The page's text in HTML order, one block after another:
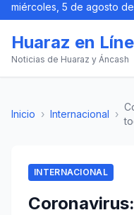
miércoles, 5 de agosto
Huaraz en
Noticias de Huaraz y Áncash
Inicio › Internacional ›
INTERNACIONAL